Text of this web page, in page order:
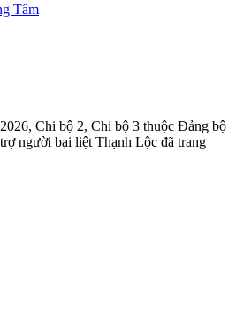
Tâm
Chi bộ 2, Chi bộ 3 thuộc Đảng bộ
người bại liệt Thạnh Lộc đã trang